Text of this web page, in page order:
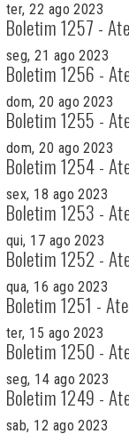
ter, 22 ago 2023
Boletim 1257 -
seg, 21 ago 2023
Boletim 1256 -
dom, 20 ago 2023
Boletim 1255 -
dom, 20 ago 2023
Boletim 1254 -
sex, 18 ago 2023
Boletim 1253 -
qui, 17 ago 2023
Boletim 1252 -
qua, 16 ago 2023
Boletim 1251 -
ter, 15 ago 2023
Boletim 1250 -
seg, 14 ago 2023
Boletim 1249 -
sab, 12 ago 2023